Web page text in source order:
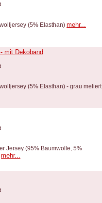
(5% Elasthan) mehr...
mit Dekoband
(5% Elasthan) - grau meliert
Jersey (95% Baumwolle, 5%
mehr...